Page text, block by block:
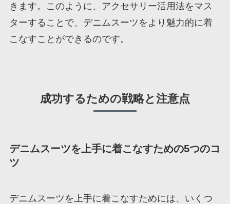
きます。このように、アクセサリー活用法をマス
ターすることで、デニムスーツをより魅力的に着
こなすことができるのです。
成功するための戦略と注意点
デニムスーツを上手に着こなすための5つのコ
ツ
デニムスーツを上手に着こなすためには、いくつ